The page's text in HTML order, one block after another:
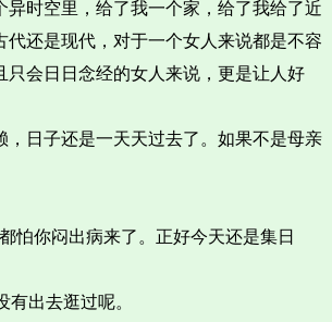
时空里，给了我一个家，给了我给了近
还是现代，对于一个女人来说都是不容
会日日念经的女人来说，更是让人好
日子还是一天天过去了。如果不是母亲
怕你闷出病来了。正好今天还是集日
出去逛过呢。